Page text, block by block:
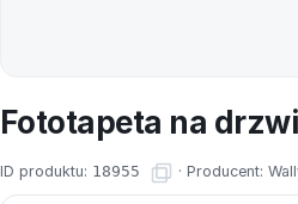
Fototapeta na
ID produktu: 18955 · Producent: